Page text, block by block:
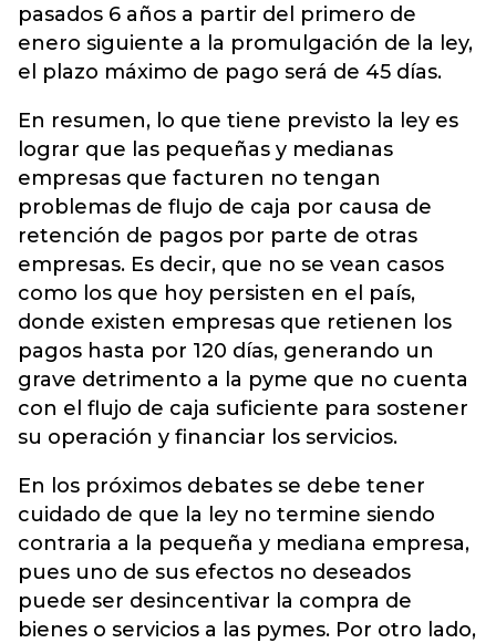
pasados 6 años a partir del primero de
enero siguiente a la promulgación de la ley,
el plazo máximo de pago será de 45 días.
En resumen, lo que tiene previsto la ley es
lograr que las pequeñas y medianas
empresas que facturen no tengan
problemas de flujo de caja por causa de
retención de pagos por parte de otras
empresas. Es decir, que no se vean casos
como los que hoy persisten en el país,
donde existen empresas que retienen los
pagos hasta por 120 días, generando un
grave detrimento a la pyme que no cuenta
con el flujo de caja suficiente para sostener
su operación y financiar los servicios.
En los próximos debates se debe tener
cuidado de que la ley no termine siendo
contraria a la pequeña y mediana empresa,
pues uno de sus efectos no deseados
puede ser desincentivar la compra de
bienes o servicios a las pymes. Por otro lado,